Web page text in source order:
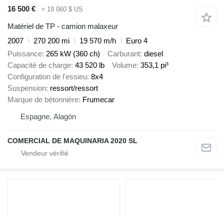
16 500 €
≈ 19 060 $ US
Matériel de TP - camion malaxeur
2007
270 200 mi 19 570 m/h
Euro 4
Puissance 265 kW (360 ch) Carburant diesel
Capacité de charge 43 520 lb Volume 353,1 pi³
Configuration de l'essieu 8x4
Suspension ressort/ressort
Marque de bétonnière Frumecar
Espagne, Alagón
COMERCIAL DE MAQUINARIA 2020 SL